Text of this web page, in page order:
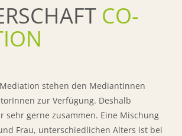
CO-
stehen den MediantInnen
zur Verfügung. Deshalb
sehr gerne zusammen. Eine Mischung
Frau, unterschiedlichen Alters ist bei